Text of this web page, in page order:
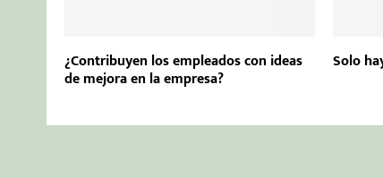
¿Contribuyen los empleados con ideas
de mejora en la empresa?
Solo